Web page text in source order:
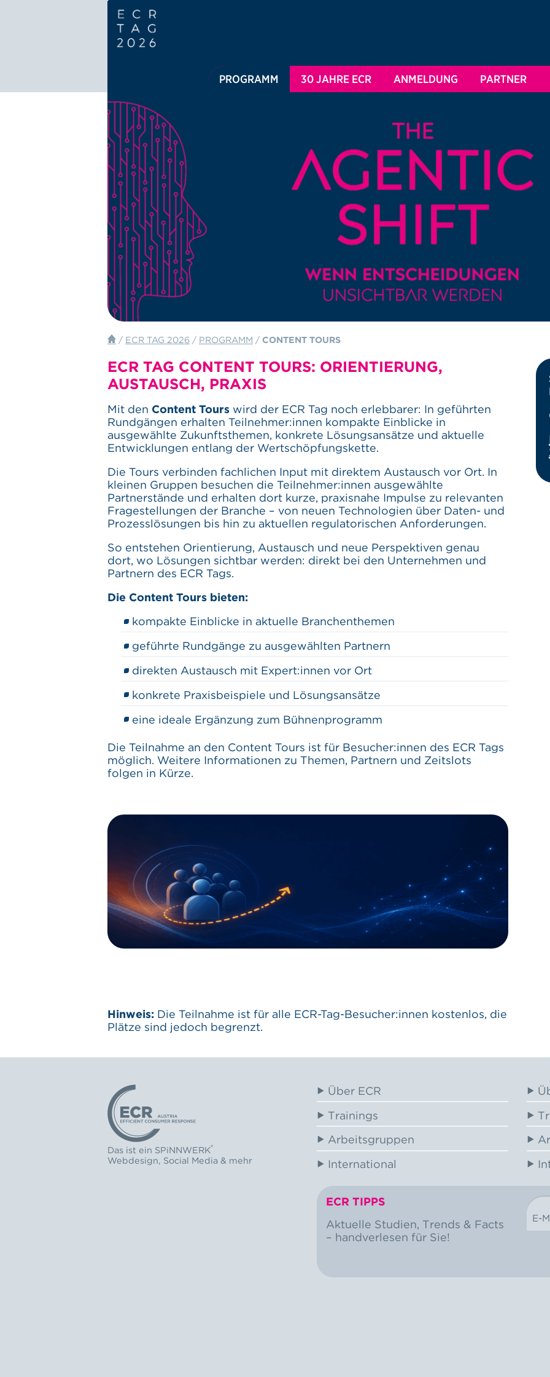
Logo: ECR Austria
PROGRAMM 30 JAHRE ECR ANMELDUNG PARTNER
/ ECR TAG 2026/ PROGRAMM / CONTENT TOURS
ECR TAG CONTENT TOURS: ORIENTIERUNG,
AUSTAUSCH, PRAXIS
Mit den Content Tourswird der ECR Tag noch erlebbarer: In geführten
Rundgängen erhalten Teilnehmer:innen kompakte Einblicke in
ausgewählte Zukunftsthemen, konkrete Lösungsansätze und aktuelle
Entwicklungen entlang der Wertschöpfungskette.
Die Tours verbinden fachlichen Input mit direktem Austausch vor Ort. In
kleinen Gruppen besuchen die Teilnehmer:innen ausgewählte
Partnerstände und erhalten dort kurze, praxisnahe Impulse zu relevanten
Fragestellungen der Branche – von neuen Technologien über Daten- und
Prozesslösungen bis hin zu aktuellen regulatorischen Anforderungen.
So entstehen Orientierung, Austausch und neue Perspektiven genau
dort, wo Lösungen sichtbar werden: direkt bei den Unternehmen und
Partnern des ECR Tags.
Die Content Tours bieten:
kompakte Einblicke in aktuelle Branchenthemen
geführte Rundgänge zu ausgewählten Partnern
direkten Austausch mit Expert:innen vor Ort
konkrete Praxisbeispiele und Lösungsansätze
eine ideale Ergänzung zum Bühnenprogramm
Die Teilnahme an den Content Tours ist für Besucher:innen des ECR Tags
möglich. Weitere Informationen zu Themen, Partnern und Zeitslots
folgen in Kürze.
Hinweis:Die Teilnahme ist für alle ECR-Tag-Besucher:innen kostenlos, die
Plätze sind jedoch begrenzt.
Über ECR
Trainings
Arbeitsgruppen
International
NEWSLETTER
ECR TIPPS
Aktuelle Studien, Trends & Facts
– handverlesen für Sie!
E-
Logo: ECR Austria
Das ist ein SPiNNWERK®
Webdesign, Social Media& mehr